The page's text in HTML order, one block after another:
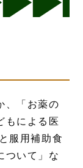
、「お薬の
もによる医
服用補助食
ついて」な